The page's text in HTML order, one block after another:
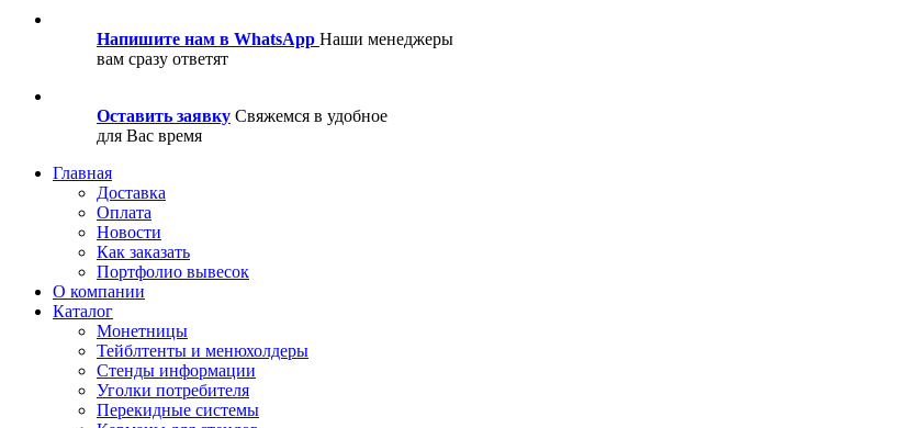
Напишите нам в WhatsApp Наши менеджеры
вам сразу ответят
Оставить заявку Свяжемся в удобное
для Вас время
Главная
Доставка
Оплата
Новости
Как заказать
Портфолио вывесок
О компании
Каталог
Монетницы
Тейблтенты и менюхолдеры
Стенды информации
Уголки потребителя
Перекидные системы